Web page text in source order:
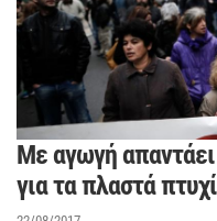
Με αγωγή
για τα πλαστά